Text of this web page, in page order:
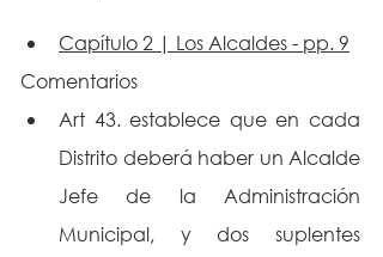
Capítulo 2 | Los Alcaldes - pp. 9
Comentarios
Art 43. establece que en cada
Distrito deberá haber un Alcalde
Jefe de la Administración
Municipal, y dos suplentes